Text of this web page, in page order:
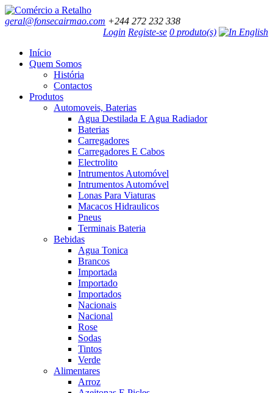
geral@fonsecairmao.com +244 272 232 338
Login Registe-se 0 produto(s)
Início
Quem Somos
História
Contactos
Produtos
Automoveis, Baterias
Agua Destilada E Agua Radiador
Baterias
Carregadores
Carregadores E Cabos
Electrolito
Intrumentos Automóvel
Intrumentos Automóvel
Lonas Para Viaturas
Macacos Hidraulicos
Pneus
Terminais Bateria
Bebidas
Agua Tonica
Brancos
Importada
Importado
Importados
Nacionais
Nacional
Rose
Sodas
Tintos
Verde
Alimentares
Arroz